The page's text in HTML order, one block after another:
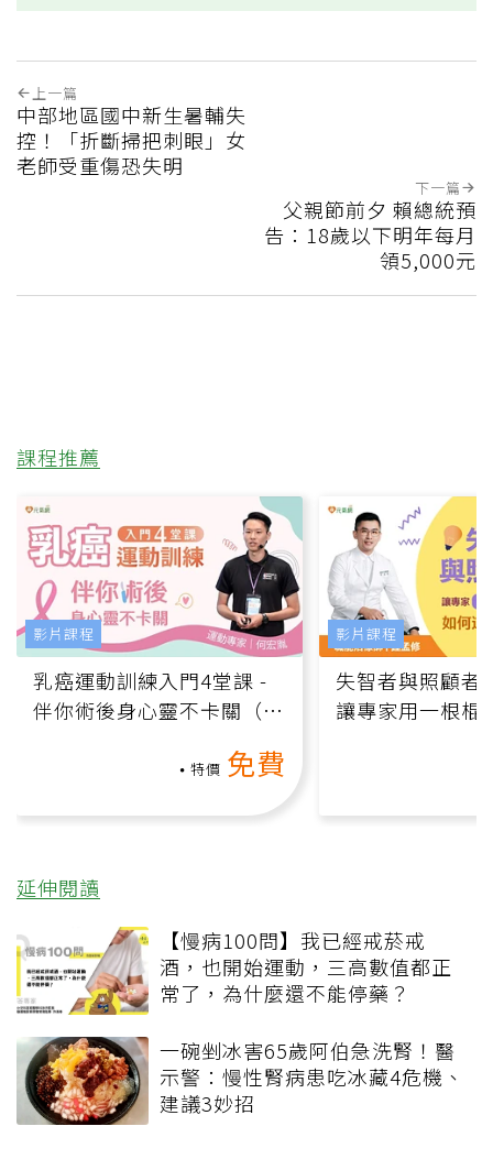
上一篇
中部地區國中新生暑輔失
控！「折斷掃把刺眼」女
老師受重傷恐失明
下一篇
父親節前夕 賴總統預
告：18歲以下明年每月
領5,000元
課程推薦
乳癌運動訓練入門4堂課 -
伴你術後身心靈不卡關（線
特價 免費
影片課程
失智者與照顧者
讓專家用一根棍
影片課程
延伸閱讀
【慢病100問】我已經戒菸戒
酒，也開始運動，三高數值都正
常了，為什麼還不能停藥？
一碗剉冰害65歲阿伯急洗腎！醫
示警：慢性腎病患吃冰藏4危機、
建議3妙招